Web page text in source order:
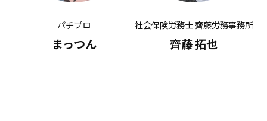
パチプロ
まっつん
社会保険労務士 齊藤労務事務所
齊藤 拓也